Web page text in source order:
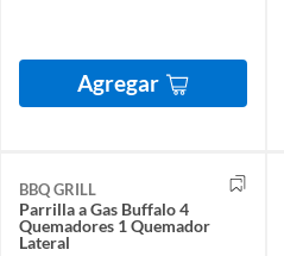
Agregar
BBQ GRILL
Parrilla a Gas Buffalo 4
Quemadores 1 Quemador
Lateral